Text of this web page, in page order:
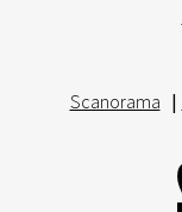
Scanorama |